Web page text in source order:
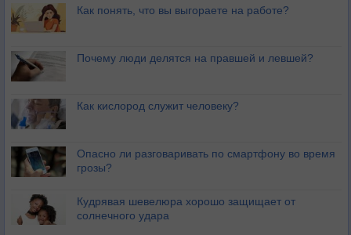
Как понять, что вы выгораете на работе?
Почему люди делятся на правшей и левшей?
Как кислород служит человеку?
Опасно ли разговаривать по смартфону во время
грозы?
Кудрявая шевелюра хорошо защищает от
солнечного удара